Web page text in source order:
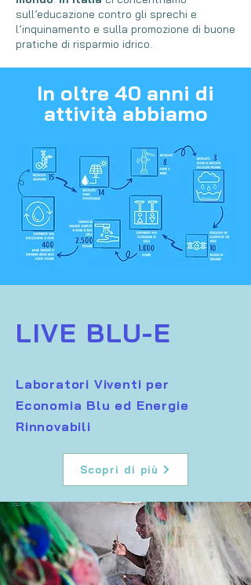
sull’educazione contro gli sprechi e
l’inquinamento e sulla promozione di buone
pratiche di risparmio idrico.
In oltre 40 anni di
attività abbiamo
LIVE BLU-E
Laboratori Viventi per
Economia Blu ed Energie
Rinnovabili
Scopri di più